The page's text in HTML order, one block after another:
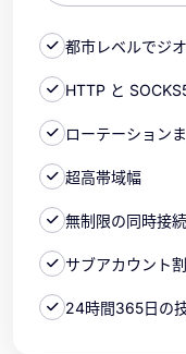
都市レベルでジ
HTTP と
ローテーション
超高帯域幅
無制限の同時接続
サブアカウント
24時間365日の